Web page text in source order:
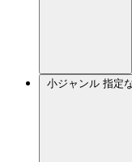
小ジャンル 指定